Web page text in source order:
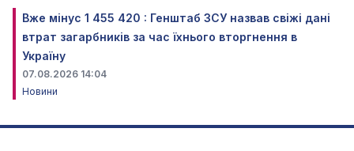
Вже мінус 1 455 420 : Генштаб ЗСУ назвав свіжі дані
втрат загарбників за час їхнього вторгнення в
Україну
07.08.2026 14:04
Новини